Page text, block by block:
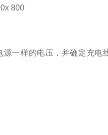
800
一样的电压，并确定充电